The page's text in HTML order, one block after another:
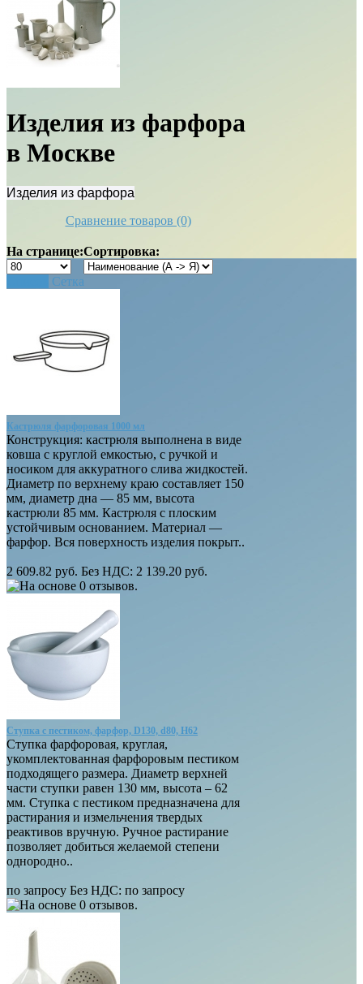
Изделия из фарфора
в Москве
Изделия из фарфора
Сравнение товаров (0)
На странице:Сортировка:
Сетка
Кастрюля фарфоровая 1000 мл
Конструкция: кастрюля выполнена в виде
ковша с круглой емкостью, с ручкой и
носиком для аккуратного слива жидкостей.
Диаметр по верхнему краю составляет 150
мм, диаметр дна — 85 мм, высота
кастрюли 85 мм. Кастрюля с плоским
устойчивым основанием. Материал —
фарфор. Вся поверхность изделия покрыт..
2 609.82 руб. Без НДС: 2 139.20 руб.
Ступка с пестиком, фарфор, D130, d80, H62
Ступка фарфоровая, круглая,
укомплектованная фарфоровым пестиком
подходящего размера. Диаметр верхней
части ступки равен 130 мм, высота – 62
мм. Ступка с пестиком предназначена для
растирания и измельчения твердых
реактивов вручную. Ручное растирание
позволяет добиться желаемой степени
однородно..
по запросу Без НДС: по запросу